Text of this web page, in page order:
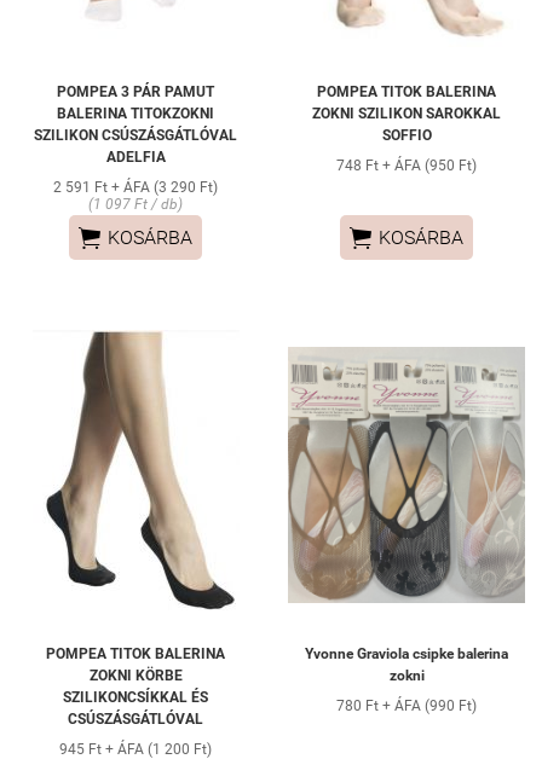
POMPEA 3 PÁR PAMUT
BALERINA TITOKZOKNI
SZILIKON CSÚSZÁSGÁTLÓVAL
ADELFIA
2 591 Ft + ÁFA (3 290 Ft)
(1 097 Ft / db)
 KOSÁRBA
POMPEA TITOK BALERINA
ZOKNI SZILIKON SAROKKAL
SOFFIO
748 Ft + ÁFA (950 Ft)
 KOSÁRBA
POMPEA TITOK BALERINA
ZOKNI KÖRBE
SZILIKONCSÍKKAL ÉS
CSÚSZÁSGÁTLÓVAL
945 Ft + ÁFA (1 200 Ft)
Yvonne Graviola csipke balerina
zokni
780 Ft + ÁFA (990 Ft)